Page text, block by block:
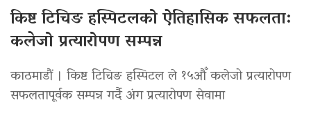
किष्ट टिचिङ हस्पिटलको ऐतिहासिक सफलता:
कलेजो प्रत्यारोपण सम्पन्न
काठमाडौं । किष्ट टिचिङ हस्पिटल ले १५औँ कलेजो प्रत्यारोपण
सफलतापूर्वक सम्पन्न गर्दै अंग प्रत्यारोपण सेवामा